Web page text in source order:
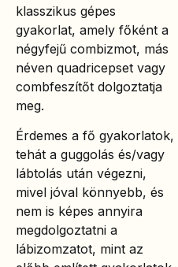
klasszikus gépes
gyakorlat, amely főként a
négyfejű combizmot, más
néven quadricepset vagy
combfeszítőt dolgoztatja
meg.
Érdemes a fő gyakorlatok,
tehát a guggolás és/vagy
lábtolás után végezni,
mivel jóval könnyebb, és
nem is képes annyira
megdolgoztatni a
lábizomzatot, mint az